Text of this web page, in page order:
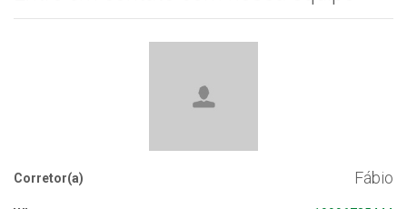
Corretor(a) Fábio